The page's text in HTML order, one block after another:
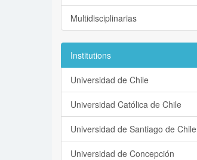
Multidisciplinarias
Institutions
Universidad de Chile
Universidad Católica de Chile
Universidad de Santiago de Chile
Universidad de Concepción